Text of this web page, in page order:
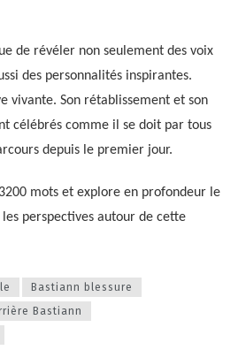
de révéler non seulement des voix
des personnalités inspirantes.
vivante. Son rétablissement et son
célébrés comme il se doit par tous
depuis le premier jour.
mots et explore en profondeur le
perspectives autour de cette
Bastiann blessure
Bastiann